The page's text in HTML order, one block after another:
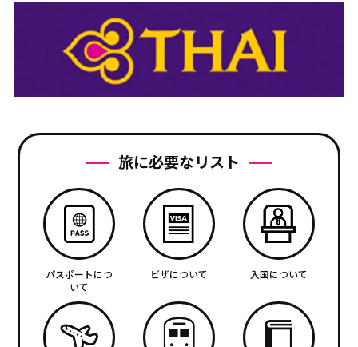
旅に必要なリスト
パスポートにつ
いて
ビザについて 入国について